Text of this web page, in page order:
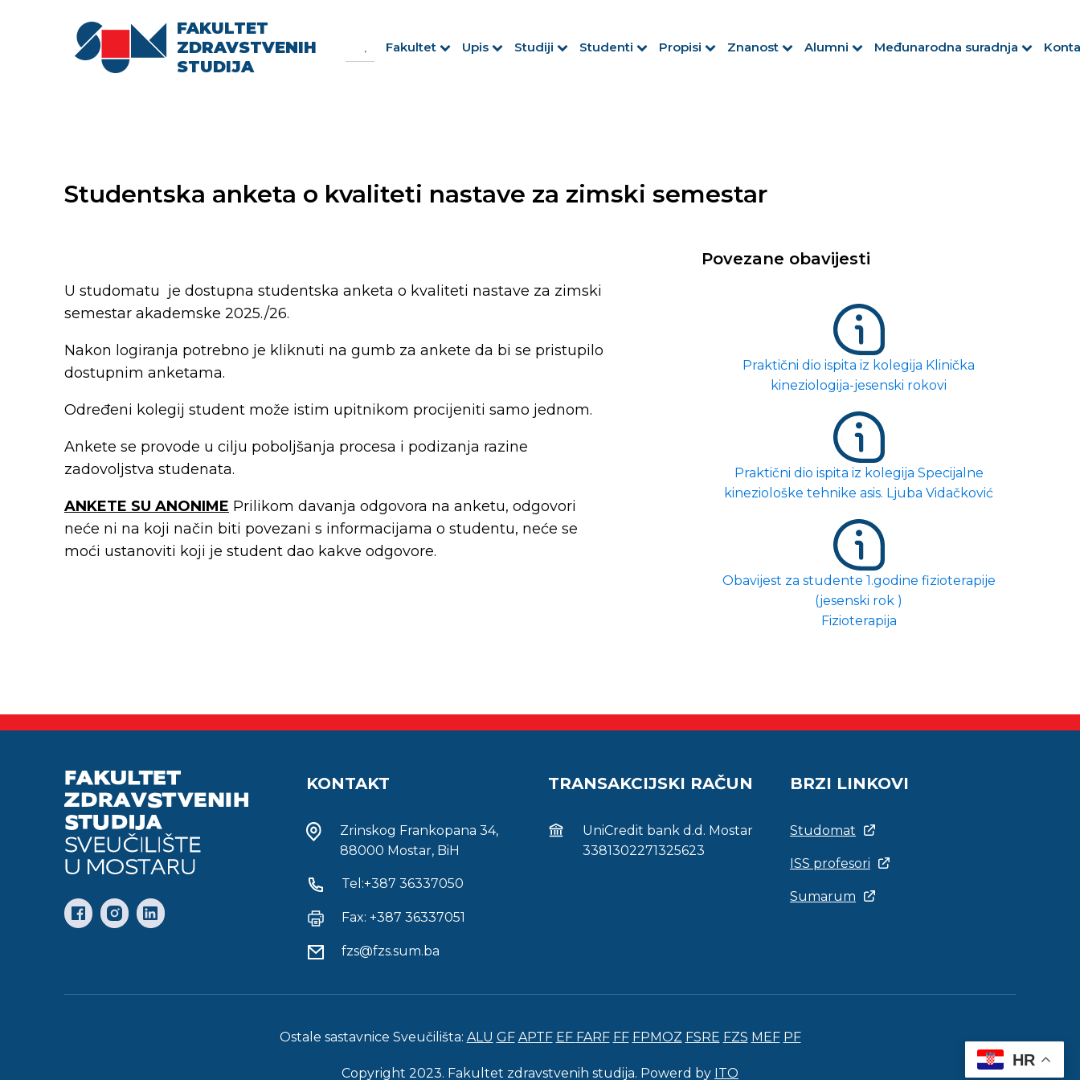
FAKULTET
ZDRAVSTVENIH
STUDIJA
for:
Fakultet Upis Studiji Studenti Propisi Znanost Alumni Međunarodna suradnja
Studentska anketa o kvaliteti nastave za zimski semestar
U studomatu je dostupna studentska anketa o kvaliteti nastave za zimski
semestar akademske 2025./26.
Nakon logiranja potrebno je kliknuti na gumb za ankete da bi se pristupilo
dostupnim anketama.
Određeni kolegij student može istim upitnikom procijeniti samo jednom.
Ankete se provode u cilju poboljšanja procesa i podizanja razine
zadovoljstva studenata.
ANKETE SU ANONIME Prilikom davanja odgovora na anketu, odgovori
neće ni na koji način biti povezani s informacijama o studentu, neće se
moći ustanoviti koji je student dao kakve odgovore.
Povezane obavijesti
Praktični dio ispita iz kolegija Klinička
kineziologija-jesenski rokovi
Praktični dio ispita iz kolegija Specijalne
kineziološke tehnike asis. Ljuba Vidačković
Obavijest za studente 1.godine fizioterapije
(jesenski rok )
Fizioterapija
KONTAKT
Zrinskog Frankopana 34,
88000 Mostar, BiH
Tel:+387 36337050
Fax: +387 36337051
fzs@fzs.sum.ba
TRANSAKCIJSKI RAČUN
UniCredit bank d.d. Mostar
3381302271325623
BRZI LINKOVI
Studomat
ISS profesori
Sumarum
Ostale sastavnice Sveučilišta: ALU GF APTF EF FARF FF FPMOZ FSRE FZS MEF PF
Copyright 2023. Fakultet zdravstvenih studija. Powerd by ITO
HR